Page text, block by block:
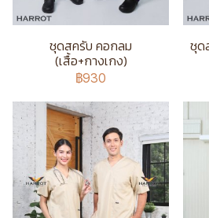
ชุดสครับ คอกลม
(เสื้อ+กางเกง)
฿930
ชุด